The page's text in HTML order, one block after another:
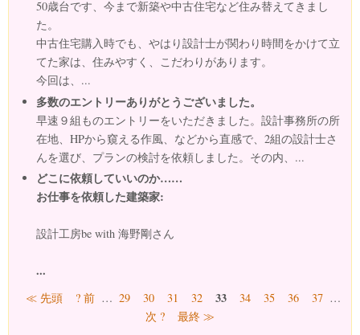
50歳台です、今まで新築や中古住宅など住み替えてきまし
た。
中古住宅購入時でも、やはり設計士が関わり時間をかけて立
てた家は、住みやすく、こだわりがあります。
今回は、...
多数のエントリーありがとうございました。
早速９組ものエントリーをいただきました。設計事務所の所
在地、HPから窺える作風、などから直感で、2組の設計士さ
んを選び、プランの検討を依頼しました。その内、...
どこに依頼していいのか……
お仕事を依頼した建築家:
設計工房be with 海野剛さん
...
ページ
≪ 先頭 ? 前 … 29 30 31 32 33 34 35 36 37 …
次 ?
最終 ≫